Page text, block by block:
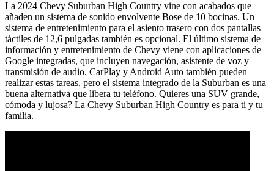
La 2024 Chevy Suburban High Country vine con acabados que
añaden un sistema de sonido envolvente Bose de 10 bocinas. Un
sistema de entretenimiento para el asiento trasero con dos pantallas
táctiles de 12,6 pulgadas también es opcional. El último sistema de
información y entretenimiento de Chevy viene con aplicaciones de
Google integradas, que incluyen navegación, asistente de voz y
transmisión de audio. CarPlay y Android Auto también pueden
realizar estas tareas, pero el sistema integrado de la Suburban es una
buena alternativa que libera tu teléfono. Quieres una SUV grande,
cómoda y lujosa? La Chevy Suburban High Country es para ti y tu
familia.